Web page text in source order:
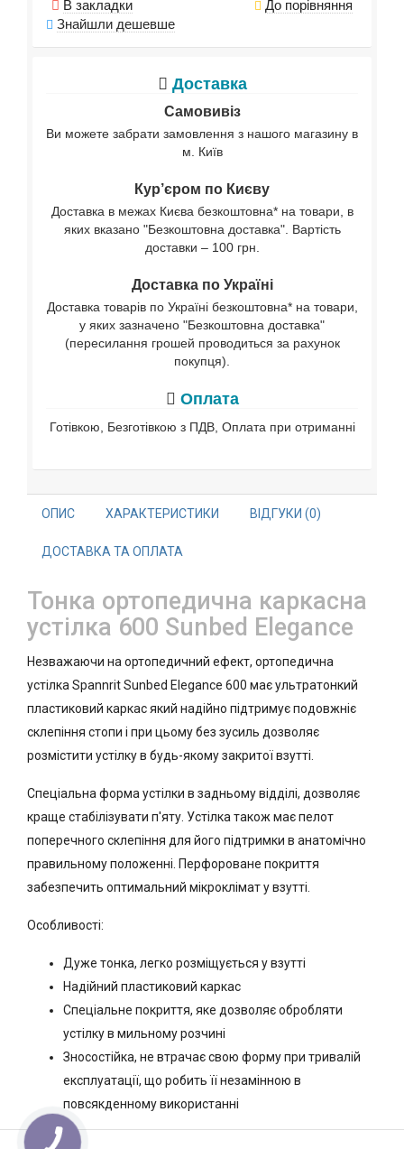
В закладки
До порівняння
Знайшли дешевше
Доставка
Самовивіз
Ви можете забрати замовлення з нашого магазину в
м. Київ
Кур’єром по Києву
Доставка в межах Києва безкоштовна* на товари, в
яких вказано "Безкоштовна доставка". Вартість
доставки – 100 грн.
Доставка по Україні
Доставка товарів по Україні безкоштовна* на товари,
у яких зазначено "Безкоштовна доставка"
(пересилання грошей проводиться за рахунок
покупця).
Оплата
Готівкою, Безготівкою з ПДВ, Оплата при отриманні
ОПИС ХАРАКТЕРИСТИКИ ВІДГУКИ (0)
ДОСТАВКА ТА ОПЛАТА
Тонка ортопедична каркасна
устілка 600 Sunbed Elegance
Незважаючи на ортопедичний ефект, ортопедична
устілка Spannrit Sunbed Elegance 600 має ультратонкий
пластиковий каркас який надійно підтримує подовжніє
склепіння стопи і при цьому без зусиль дозволяє
розмістити устілку в будь-якому закритої взутті.
Спеціальна форма устілки в задньому відділі, дозволяє
краще стабілізувати п'яту. Устілка також має пелот
поперечного склепіння для його підтримки в анатомічно
правильному положенні. Перфороване покриття
забезпечить оптимальний мікроклімат у взутті.
Особливості:
Дуже тонка, легко розміщується у взутті
Надійний пластиковий каркас
Спеціальне покриття, яке дозволяє обробляти
устілку в мильному розчині
Зносостійка, не втрачає свою форму при тривалій
експлуатації, що робить її незамінною в
повсякденному використанні